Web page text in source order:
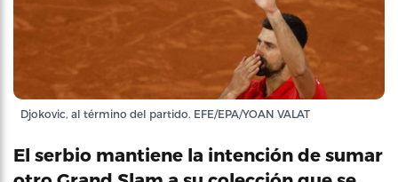
Djokovic, al término del partido. EFE/EPA/YOAN VALAT
El serbio mantiene la intención de sumar